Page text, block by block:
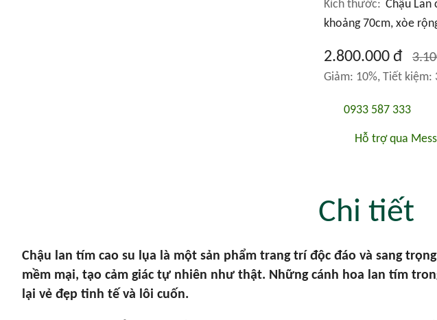
Kích thước: Chậu Lan
khoảng 70cm, xòe
2.800.000 đ
Giảm: 10%, Tiết kiệm:
0933 587 333
Hỗ trợ qua
Chi tiết
Chậu lan tím cao su lụa là một sản phẩm trang trí độc đáo và sang
mềm mại, tạo cảm giác tự nhiên như thật. Những cánh hoa lan tím
lại vẻ đẹp tinh tế và lôi cuốn.